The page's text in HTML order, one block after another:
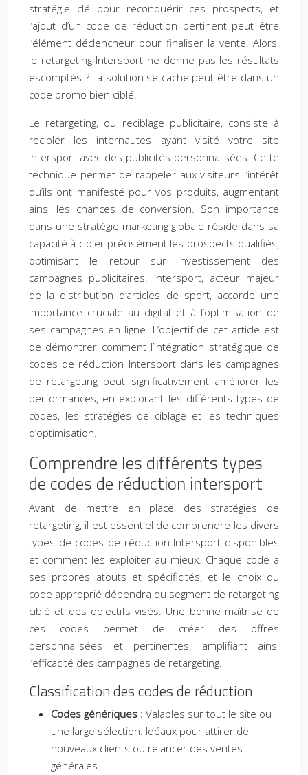
stratégie clé pour reconquérir ces prospects, et
l’ajout d’un code de réduction pertinent peut être
l’élément déclencheur pour finaliser la vente. Alors,
le retargeting Intersport ne donne pas les résultats
escomptés ? La solution se cache peut-être dans un
code promo bien ciblé.
Le retargeting, ou reciblage publicitaire, consiste à
recibler les internautes ayant visité votre site
Intersport avec des publicités personnalisées. Cette
technique permet de rappeler aux visiteurs l’intérêt
qu’ils ont manifesté pour vos produits, augmentant
ainsi les chances de conversion. Son importance
dans une stratégie marketing globale réside dans sa
capacité à cibler précisément les prospects qualifiés,
optimisant le retour sur investissement des
campagnes publicitaires. Intersport, acteur majeur
de la distribution d’articles de sport, accorde une
importance cruciale au digital et à l’optimisation de
ses campagnes en ligne. L’objectif de cet article est
de démontrer comment l’intégration stratégique de
codes de réduction Intersport dans les campagnes
de retargeting peut significativement améliorer les
performances, en explorant les différents types de
codes, les stratégies de ciblage et les techniques
d’optimisation.
Comprendre les différents types
de codes de réduction intersport
Avant de mettre en place des stratégies de
retargeting, il est essentiel de comprendre les divers
types de codes de réduction Intersport disponibles
et comment les exploiter au mieux. Chaque code a
ses propres atouts et spécificités, et le choix du
code approprié dépendra du segment de retargeting
ciblé et des objectifs visés. Une bonne maîtrise de
ces codes permet de créer des offres
personnalisées et pertinentes, amplifiant ainsi
l’efficacité des campagnes de retargeting.
Classification des codes de réduction
Codes génériques : Valables sur tout le site ou
une large sélection. Idéaux pour attirer de
nouveaux clients ou relancer des ventes
générales.